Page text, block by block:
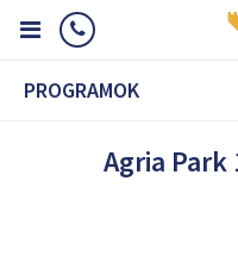
PROGRAMOK
Agria